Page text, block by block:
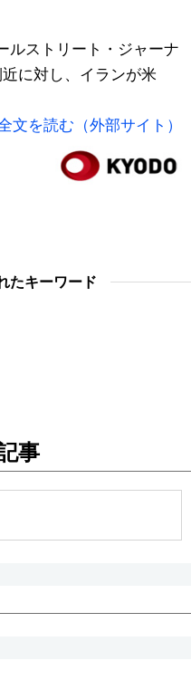
ルストリート・ジャーナ
に対し、イランが米
文を読む（外部サイト）
たキーワード
事